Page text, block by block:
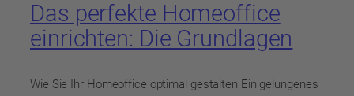
Das perfekte Homeoffice
einrichten: Die Grundlagen
Wie Sie Ihr Homeoffice optimal gestalten Ein gelungenes